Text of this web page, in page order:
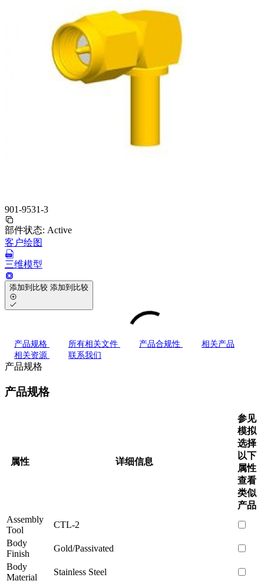
901-9531-3
部件状态: Active
客户绘图
三维模型
添加到比较 添加到比较
产品规格 所有相关文件 产品合规性
相关产品
相关资源
联系我们
产品规格
产品规格
属性 详细信息
参见
模拟
选择
以下
属性
查看
类似
产品
Assembly
Tool
CTL-2
Body
Finish
Gold/Passivated
Body
Material
Stainless Steel